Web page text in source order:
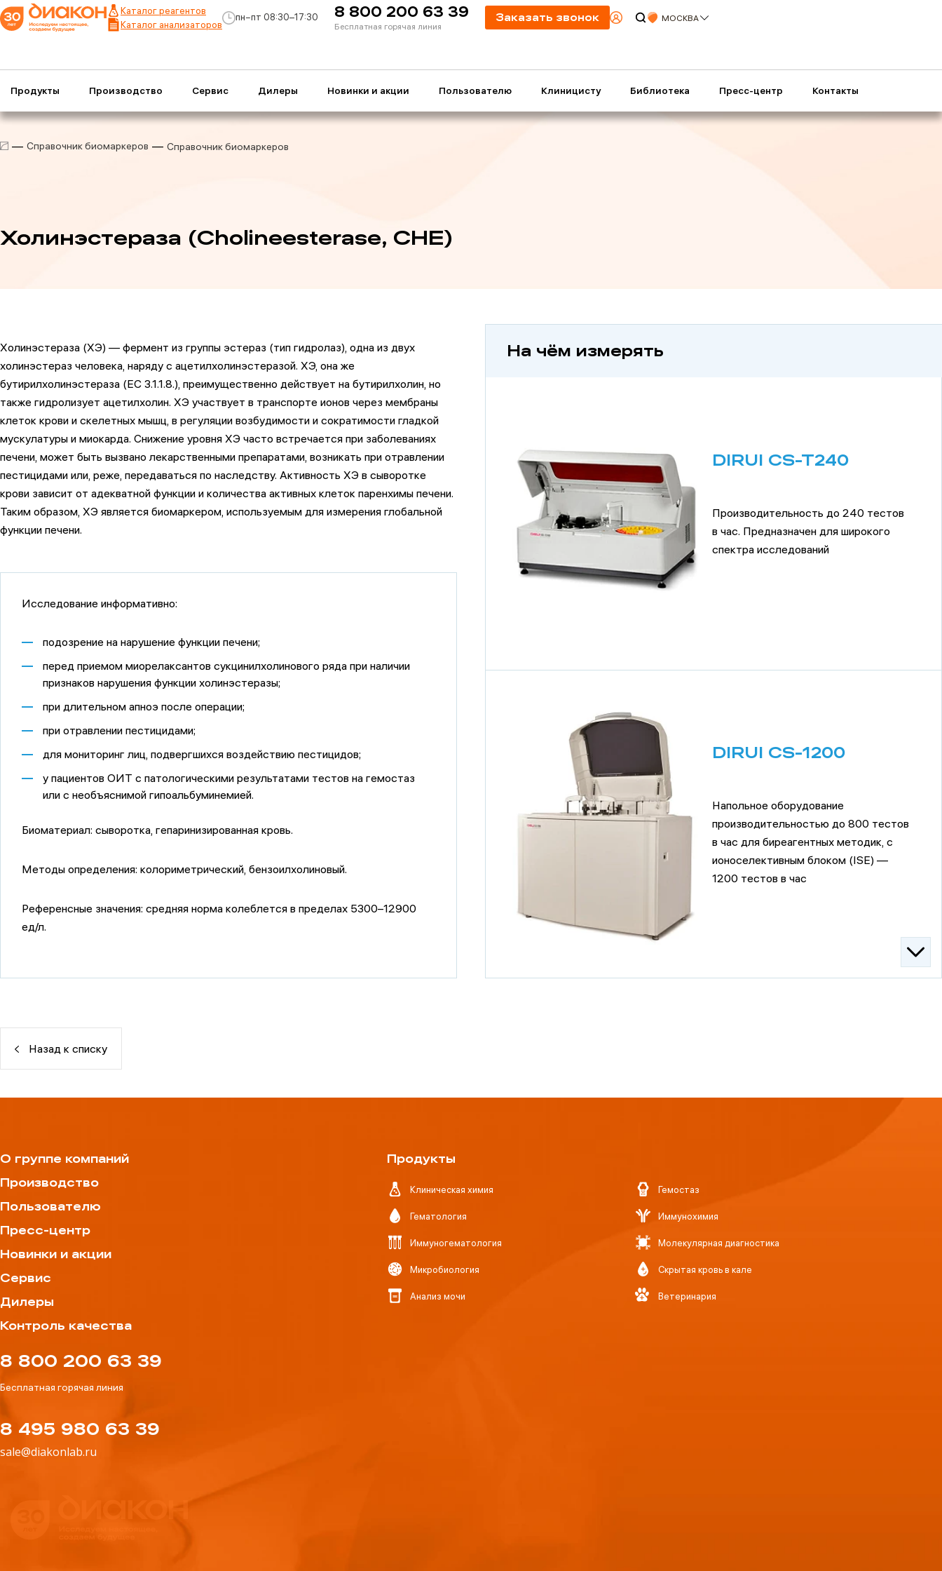
Каталог реагентов
Каталог анализаторов
пн−пт 08:30–17:30 8 800 200 63 39
Бесплатная горячая линия
Заказать звонок МОСКВА
Продукты Производство Сервис Дилеры Новинки и акции Пользователю Клиницисту Библиотека Пресс-центр Контакты
Справочник биомаркеров Справочник биомаркеров
Холинэстераза (Cholineesterase, CHE)
Холинэстераза (ХЭ) — фермент из группы эстераз (тип гидролаз), одна из двух
холинэстераз человека, наряду с ацетилхолинэстеразой. ХЭ, она же
бутирилхолинэстераза (ЕС 3.1.1.8.), преимущественно действует на бутирилхолин, но
также гидролизует ацетилхолин. ХЭ участвует в транспорте ионов через мембраны
клеток крови и скелетных мышц, в регуляции возбудимости и сократимости гладкой
мускулатуры и миокарда. Снижение уровня ХЭ часто встречается при заболеваниях
печени, может быть вызвано лекарственными препаратами, возникать при отравлении
пестицидами или, реже, передаваться по наследству. Активность ХЭ в сыворотке
крови зависит от адекватной функции и количества активных клеток паренхимы печени.
Таким образом, ХЭ является биомаркером, используемым для измерения глобальной
функции печени.
Исследование информативно:
подозрение на нарушение функции печени;
перед приемом миорелаксантов сукцинилхолинового ряда при наличии
признаков нарушения функции холинэстеразы;
при длительном апноэ после операции;
при отравлении пестицидами;
для мониторинг лиц, подвергшихся воздействию пестицидов;
у пациентов ОИТ с патологическими результатами тестов на гемостаз
или с необъяснимой гипоальбуминемией.
Биоматериал: сыворотка, гепаринизированная кровь.
Методы определения: колориметрический, бензоилхолиновый.
Референсные значения: средняя норма колеблется в пределах 5300–12900
ед/л.
На чём измерять
DIRUI CS-T240
Производительность до 240 тестов
в час. Предназначен для широкого
спектра исследований
DIRUI CS-1200
Напольное оборудование
производительностью до 800 тестов
в час для биреагентных методик, с
ионоселективным блоком (ISE) —
1200 тестов в час
Назад к списку
О группе компаний
Производство
Пользователю
Пресс-центр
Новинки и акции
Сервис
Дилеры
Контроль качества
Продукты
Клиническая химия
Гематология
Иммуногематология
Микробиология
Анализ мочи
Гемостаз
Иммунохимия
Молекулярная диагностика
Скрытая кровь в кале
Ветеринария
8 800 200 63 39
Бесплатная горячая линия
8 495 980 63 39
sale@diakonlab.ru